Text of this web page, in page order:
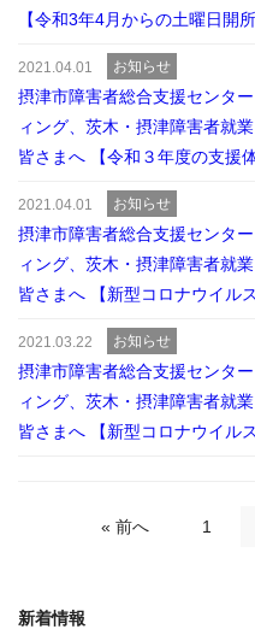
【令和3年4月からの土曜日開
2021.04.01 お知らせ
摂津市障害者総合支援センタ
ィング、茨木・摂津障害者就
皆さまへ 【令和３年度の支援
2021.04.01 お知らせ
摂津市障害者総合支援センタ
ィング、茨木・摂津障害者就
皆さまへ 【新型コロナウイル
2021.03.22 お知らせ
摂津市障害者総合支援センタ
ィング、茨木・摂津障害者就
皆さまへ 【新型コロナウイル
« 前へ 1
新着情報